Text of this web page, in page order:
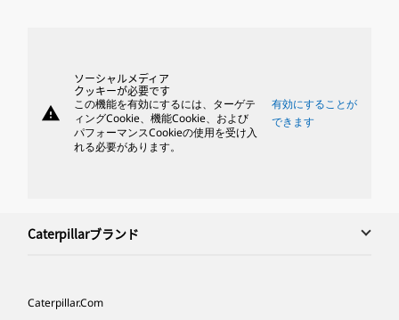
warning
ソーシャルメディア
クッキーが必要です
この機能を有効にするには、ターゲテ
ィングCookie、機能Cookie、および
パフォーマンスCookieの使用を受け入
れる必要があります。
有効にすることが
できます
Caterpillarブランド
Caterpillar.com